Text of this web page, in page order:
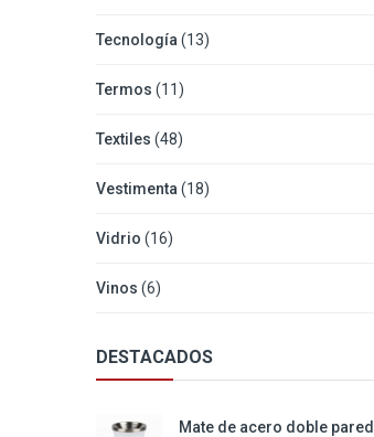
Tecnología (13)
Termos (11)
Textiles (48)
Vestimenta (18)
Vidrio (16)
Vinos (6)
DESTACADOS
Mate de acero doble pared